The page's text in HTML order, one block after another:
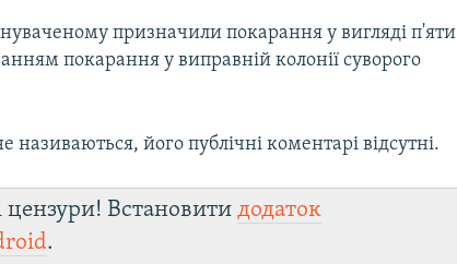
призначили покарання у вигляді п'яти
покарання у виправній колонії суворого
називаються, його публічні коментарі відсутні.
цензури! Встановитидодаток
.